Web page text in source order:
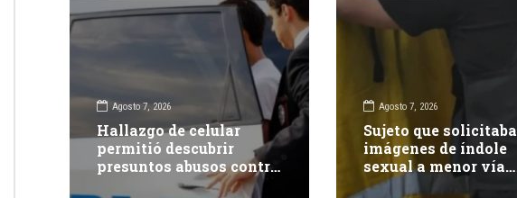
Agosto 7, 2026
Hallazgo de celular
permitió descubrir
presuntos abusos contra
adolescente: dos adultos
Agosto 7, 2026
Sujeto que solicitaba
imágenes de índole
sexual a menor vía
redes sociales queda